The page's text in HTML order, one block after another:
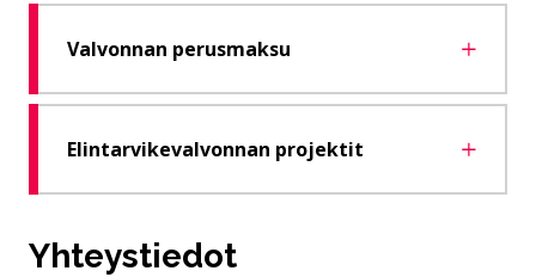
Valvonnan perusmaksu
Elintarvikevalvonnan projektit
Yhteystiedot